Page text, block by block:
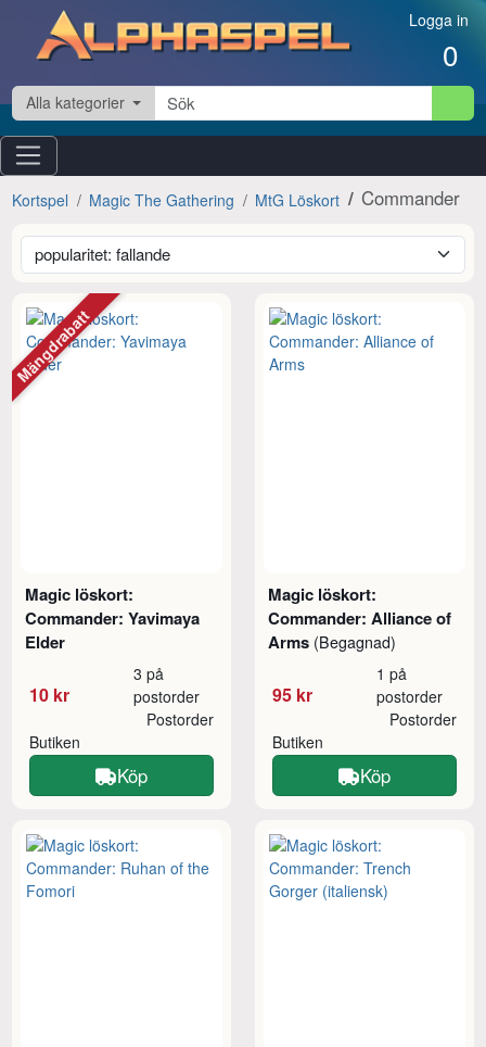
Hoppa till innehåll Logga in
0
Alla kategorier
Kortspel Magic The Gathering MtG Löskort Commander
Magic löskort:
Commander: Yavimaya
Elder
10 kr
3 på
postorder
Butiken
Postorder
Köp
Mängdrabatt
Magic löskort:
Commander: Alliance of
Arms (Begagnad)
95 kr
1 på
postorder
Butiken
Postorder
Köp